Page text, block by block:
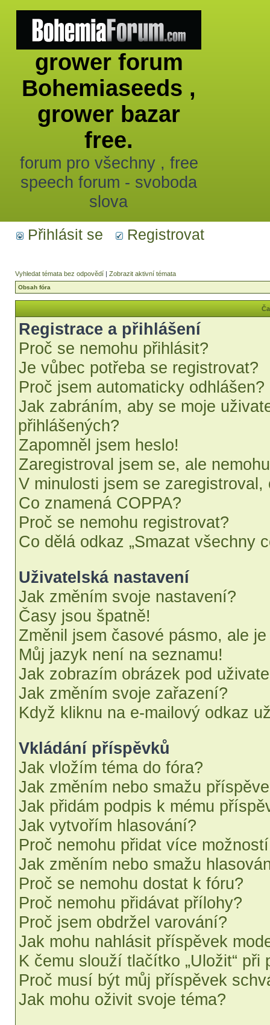
grower forum
Bohemiaseeds ,
grower bazar
free.
forum pro všechny , free
speech forum - svoboda
slova
Přihlásit se Registrovat
Vyhledat témata bez odpovědí | Zobrazit aktivní témata
Obsah fóra
Registrace a přihlášení
Proč se nemohu přihlásit?
Je vůbec potřeba se registrovat?
Proč jsem automaticky odhlášen?
Jak zabráním, aby se moje
přihlášených?
Zapomněl jsem heslo!
Zaregistroval jsem se, ale
V minulosti jsem se
Co znamená COPPA?
Proč se nemohu registrovat?
Co dělá odkaz „Smazat všechny
Uživatelská nastavení
Jak změním svoje nastavení?
Časy jsou špatně!
Změnil jsem časové pásmo, ale
Můj jazyk není na seznamu!
Jak zobrazím obrázek pod
Jak změním svoje zařazení?
Když kliknu na e-mailový odkaz
Vkládání příspěvků
Jak vložím téma do fóra?
Jak změním nebo smažu
Jak přidám podpis k mému
Jak vytvořím hlasování?
Proč nemohu přidat více
Jak změním nebo smažu
Proč se nemohu dostat k fóru?
Proč nemohu přidávat přílohy?
Proč jsem obdržel varování?
Jak mohu nahlásit příspěvek
K čemu slouží tlačítko „Uložit“
Proč musí být můj příspěvek
Jak mohu oživit svoje téma?